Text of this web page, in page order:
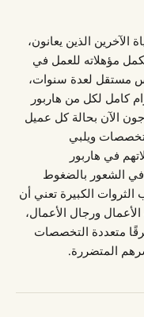
الآخرين الذين يعانون،
مؤهلاته للعمل في
مستقل لعدة سنوات،
كامل لكل من هاربور
في عام 2021. يعتني جون الآن بحالة كل عميل
ويلبي
في هاربور
الشعور بالضغوط
الكبيرة تعني أن
ورجال الأعمال،
متعددة التخصصات
المتضررة.